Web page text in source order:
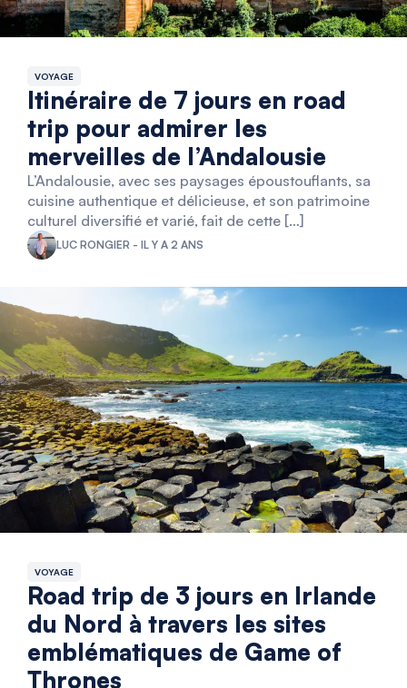
VOYAGE
Itinéraire de 7 jours en road
trip pour admirer les
merveilles de l’Andalousie
L’Andalousie, avec ses paysages époustouflants, sa
cuisine authentique et délicieuse, et son patrimoine
culturel diversifié et varié, fait de cette […]
LUC RONGIER - IL Y A 2 ANS
VOYAGE
Road trip de 3 jours en Irlande
du Nord à travers les sites
emblématiques de Game of
Thrones